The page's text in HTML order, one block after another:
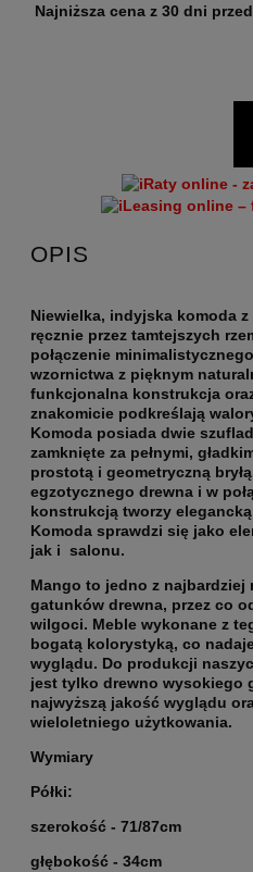
Najniższa cena z 30 dni
OPIS
Niewielka, indyjska komoda
ręcznie przez tamtejszych
połączenie
wzornictwa z pięknym
funkcjonalna konstrukcja
znakomicie podkreślają
Komoda posiada dwie
zamknięte za pełnymi,
prostotą i geometryczną
egzotycznego drewna i w
konstrukcją tworzy
Komoda sprawdzi się jako
jak i salonu.
Mango to jedno z
gatunków drewna, przez co
wilgoci. Meble wykonane z
bogatą kolorystyką, co
wyglądu. Do produkcji
jest tylko drewno wysokiego
najwyższą jakość wyglądu
wieloletniego użytkowania.
Wymiary
Półki:
szerokość - 71/87cm
głębokość - 34cm